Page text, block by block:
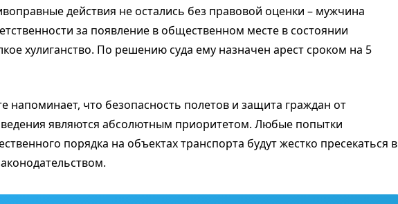
действия не остались без правовой оценки – мужчина
за появление в общественном месте в состоянии
хулиганство. По решению суда ему назначен арест сроком на 5
напоминает, что безопасность полетов и защита граждан от
являются абсолютным приоритетом. Любые попытки
порядка на объектах транспорта будут жестко пресекаться в